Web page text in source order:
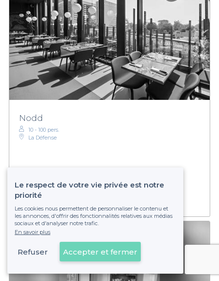
Nodd
10 - 100 pers.
La Défense
Voir sur la carte
Le respect de votre vie privée est notre
priorité
Les cookies nous permettent de personnaliser le contenu et
les annonces, d'offrir des fonctionnalités relatives aux médias
sociaux et d'analyser notre trafic.
En savoir plus
Refuser Accepter et fermer